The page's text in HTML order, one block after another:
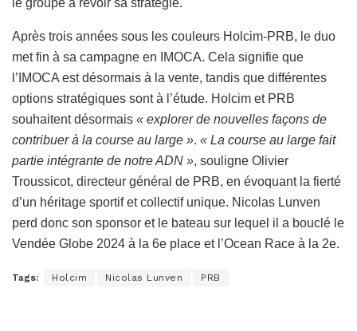
Après trois années sous les couleurs Holcim-PRB, le duo
met fin à sa campagne en IMOCA. Cela signifie que
l’IMOCA est désormais à la vente, tandis que différentes
options stratégiques sont à l’étude. Holcim et PRB
souhaitent désormais « explorer de nouvelles façons de
contribuer à la course au large ». « La course au large fait
partie intégrante de notre ADN », souligne Olivier
Troussicot, directeur général de PRB, en évoquant la fierté
d’un héritage sportif et collectif unique. Nicolas Lunven
perd donc son sponsor et le bateau sur lequel il a bouclé le
Vendée Globe 2024 à la 6e place et l’Ocean Race à la 2e.
Tags: Holcim Nicolas Lunven PRB